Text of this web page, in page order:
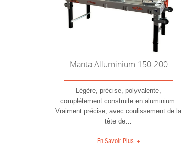
Manta Alluminium 150-200
Légère, précise, polyvalente,
complètement construite en aluminium.
Vraiment précise, avec coulissement de la
tête de
En Savoir Plus